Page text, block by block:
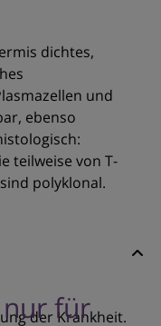
dichtes,
und
ebenso
teilweise von T-
polyklonal.
für
der Krankheit.